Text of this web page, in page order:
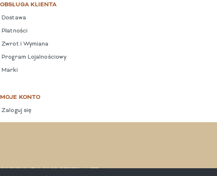
OBSŁUGA KLIENTA
Dostawa
Płatności
Zwrot i Wymiana
Program Lojalnościowy
Marki
MOJE KONTO
Zaloguj się
COPYRIGHT © 2025 BEBEPLANET.